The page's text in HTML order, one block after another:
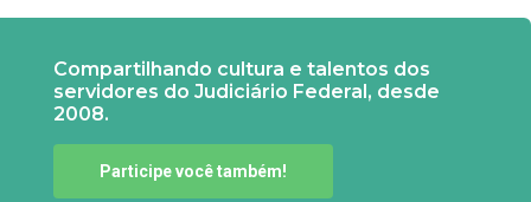
Compartilhando cultura e talentos dos
servidores do Judiciário Federal, desde
2008.
Participe você também!